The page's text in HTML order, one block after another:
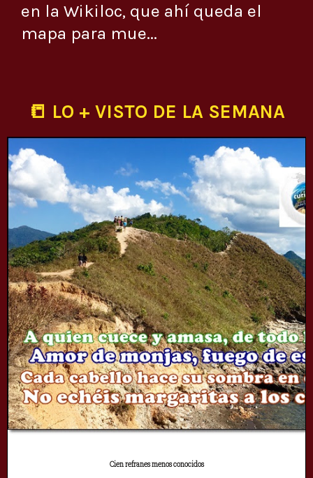
en la Wikiloc, que ahí queda el
mapa para mue...
📒 LO + VISTO DE LA SEMANA
Cien refranes menos conocidos